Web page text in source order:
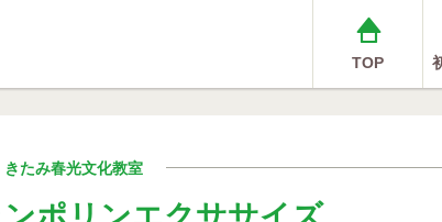
TOP
きたみ春光文化教室